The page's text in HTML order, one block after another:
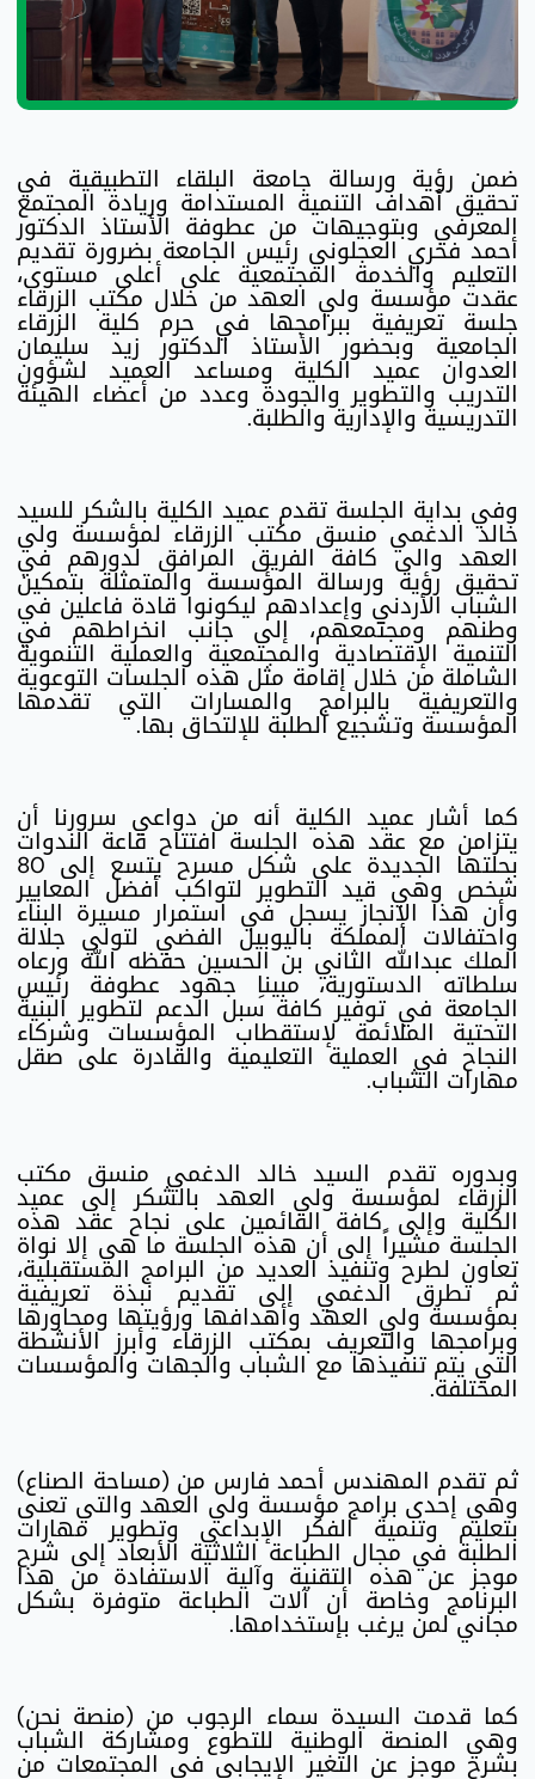
ضمن رؤية ورسالة جامعة البلقاء التطبيقية في
تحقيق أهداف التنمية المستدامة وريادة المجتمع
المعرفي وبتوجيهات من عطوفة الأستاذ الدكتور
أحمد فخري العجلوني رئيس الجامعة بضرورة تقديم
التعليم والخدمة المجتمعية على أعلى مستوى،
عقدت مؤسسة ولي العهد من خلال مكتب الزرقاء
جلسة تعريفية ببرامجها في حرم كلية الزرقاء
الجامعية وبحضور الأستاذ الدكتور زيد سليمان
العدوان عميد الكلية ومساعد العميد لشؤون
التدريب والتطوير والجودة وعدد من أعضاء الهيئة
التدريسية والإدارية والطلبة.
وفي بداية الجلسة تقدم عميد الكلية بالشكر للسيد
خالد الدغمي منسق مكتب الزرقاء لمؤسسة ولي
العهد والى كافة الفريق المرافق لدورهم في
تحقيق رؤية ورسالة المؤسسة والمتمثلة بتمكين
الشباب الأردني وإعدادهم ليكونوا قادة فاعلين في
وطنهم ومجتمعهم، إلى جانب انخراطهم في
التنمية الإقتصادية والمجتمعية والعملية التنموية
الشاملة من خلال إقامة مثل هذه الجلسات التوعوية
والتعريفية بالبرامج والمسارات التي تقدمها
المؤسسة وتشجيع الطلبة للإلتحاق بها.
كما أشار عميد الكلية أنه من دواعي سرورنا أن
يتزامن مع عقد هذه الجلسة افتتاح قاعة الندوات
بحلتها الجديدة على شكل مسرح يتسع إلى 80
شخص وهي قيد التطوير لتواكب أفضل المعايير
وأن هذا الإنجاز يسجل في استمرار مسيرة البناء
واحتفالات المملكة باليوبيل الفضي لتولي جلالة
الملك عبدالله الثاني بن الحسين حفظه الله ورعاه
سلطاته الدستورية، مبيناِ جهود عطوفة رئيس
الجامعة في توفير كافة سبل الدعم لتطوير البنية
التحتية الملائمة لإستقطاب المؤسسات وشركاء
النجاح في العملية التعليمية والقادرة على صقل
مهارات الشباب.
وبدوره تقدم السيد خالد الدغمي منسق مكتب
الزرقاء لمؤسسة ولي العهد بالشكر إلى عميد
الكلية وإلى كافة القائمين على نجاح عقد هذه
الجلسة مشيراً إلى أن هذه الجلسة ما هي إلا نواة
تعاون لطرح وتنفيذ العديد من البرامج المستقبلية،
ثم تطرق الدغمي إلى تقديم نبذة تعريفية
بمؤسسة ولي العهد وأهدافها ورؤيتها ومحاورها
وبرامجها والتعريف بمكتب الزرقاء وأبرز الأنشطة
التي يتم تنفيذها مع الشباب والجهات والمؤسسات
المختلفة.
ثم تقدم المهندس أحمد فارس من (مساحة الصناع)
وهي إحدى برامج مؤسسة ولي العهد والتي تعنى
بتعليم وتنمية الفكر الإبداعي وتطوير مهارات
الطلبة في مجال الطباعة الثلاثية الأبعاد إلى شرح
موجز عن هذه التقنية وآلية الاستفادة من هذا
البرنامج وخاصة أن آلات الطباعة متوفرة بشكل
مجاني لمن يرغب بإستخدامها.
كما قدمت السيدة سماء الرجوب من (منصة نحن)
وهي المنصة الوطنية للتطوع ومشاركة الشباب
بشرح موجز عن التغير الإيجابي في المجتمعات من